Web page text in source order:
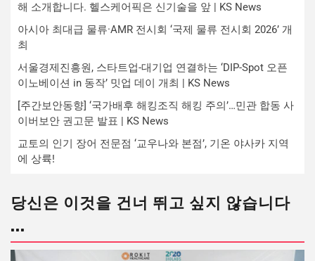
해 소개합니다. 헬스케어픽은 신기술을 앞 | KS News
아시아 최대급 물류·AMR 전시회 ‘국제 물류 전시회 2026’ 개
최
서울경제진흥원, 스타트업-대기업 연결하는 ‘DIP-Spot 오픈
이노베이션 in 동작’ 밋업 데이 개최 | KS News
[주간보안동향] ‘국가배후 해킹조직 해킹 주의’…민관 합동 사
이버보안 권고문 발표 | KS News
교토의 인기 장어 전문점 ‘교우나와 본점’, 기온 야사카 지역
에 상륙!
당신은 이것을 건너 뛰고 싶지 않습니다
...